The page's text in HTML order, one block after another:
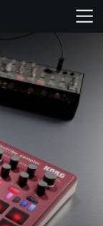
خانه
محصولات
رویدادها